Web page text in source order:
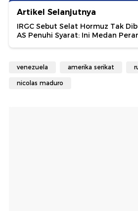
Artikel Selanjutnya
IRGC Sebut Selat Hormuz Tak
AS Penuhi Syarat: Ini Medan
venezuela amerika serikat
nicolas maduro